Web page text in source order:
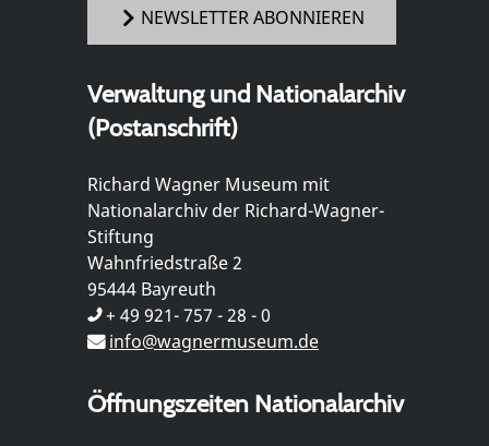
NEWSLETTER ABONNIEREN
Verwaltung und Nationalarchiv
(Postanschrift)
Richard Wagner Museum mit
Nationalarchiv der Richard-Wagner-
Stiftung
Wahnfriedstraße 2
95444 Bayreuth
+ 49 921- 757 - 28 - 0
info@wagnermuseum.de
Öffnungszeiten Nationalarchiv